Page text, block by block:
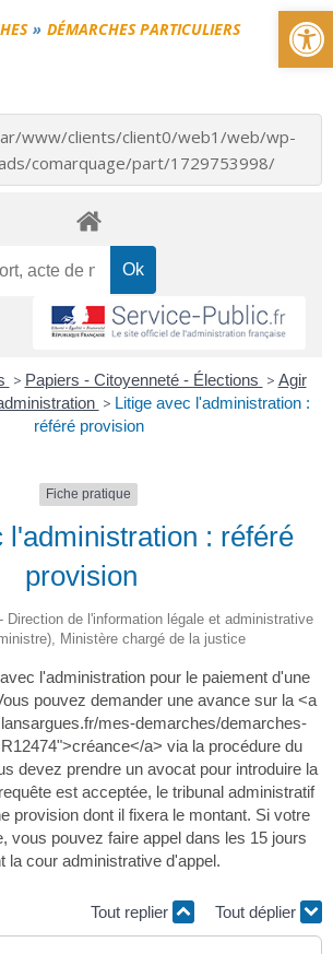
DÉMARCHES PARTICULIERS
www/clients/client0/web1/web/wp-
comarquage/part/1729753998/
> Papiers - Citoyenneté - Élections > Agir
> Litige avec l'administration :
référé provision
Fiche pratique
l'administration : référé
provision
Direction de l'information légale et administrative
Ministère chargé de la justice
l'administration pour le paiement d'une
pouvez demander une avance sur la <a
mes-demarches/demarches-
a> via la procédure du
devez prendre un avocat pour introduire la
est acceptée, le tribunal administratif
provision dont il fixera le montant. Si votre
vous pouvez faire appel dans les 15 jours
la cour administrative d'appel.
Tout replier Tout déplier